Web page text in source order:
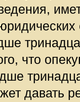
что
давать